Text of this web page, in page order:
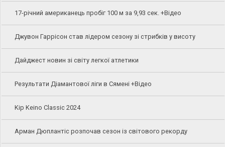
17-річний американець пробіг 100 м за 9,93 сек. +Відео
Джувон Гаррісон став лідером сезону зі стрибків у висоту
Дайджест новин зі світу легкої атлетики
Результати Діамантової ліги в Сямені +Відео
Kip Keino Classic 2024
Арман Дюплантіс розпочав сезон із світового рекорду